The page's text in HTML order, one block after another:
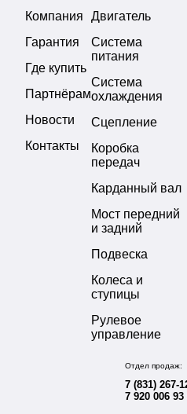
Компания
Гарантия
Где купить
Партнёрам
Новости
Контакты
Двигатель
Система
питания
Система
охлаждения
Сцепление
Коробка
передач
Карданный вал
Мост передний
и задний
Подвеска
Колеса и
ступицы
Рулевое
управление
Отдел продаж:
7 (831) 267-
7 920 006 93